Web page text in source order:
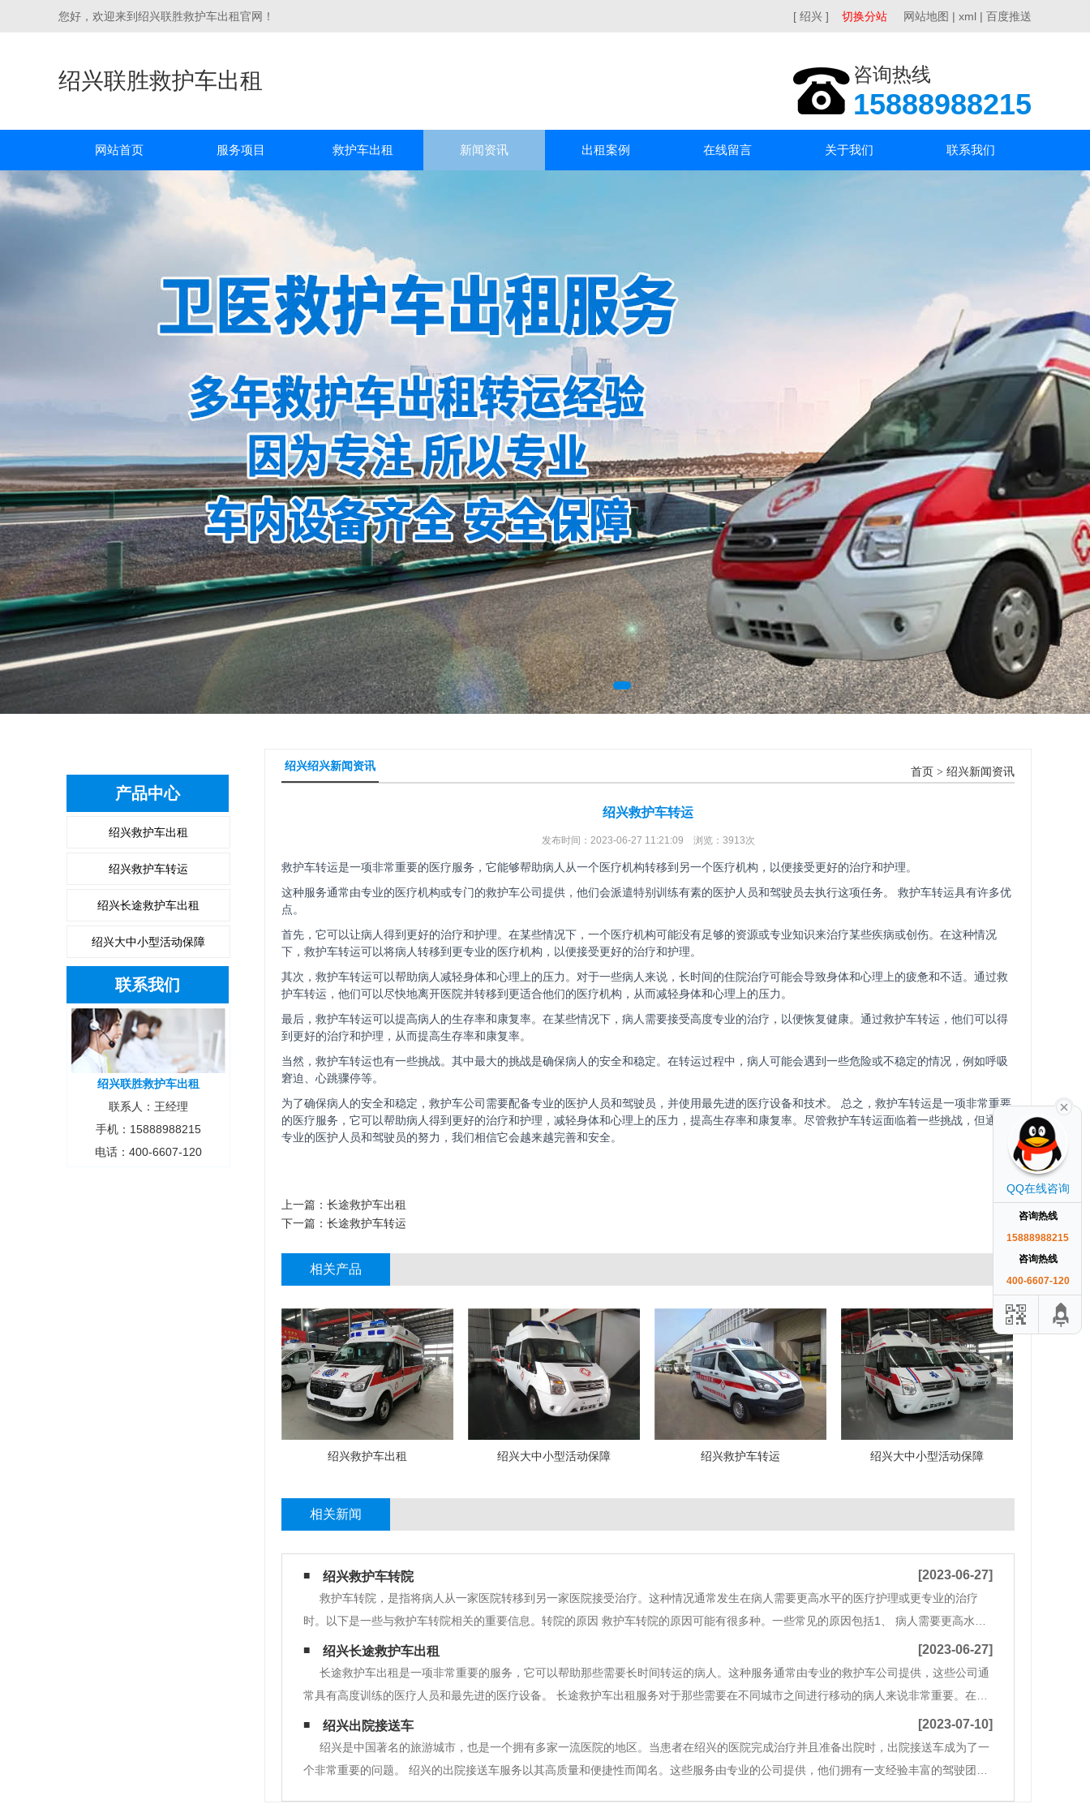
您好，欢迎来到绍兴联胜救护车出租官网！ [ 绍兴 ] 切换分站 网站地图 | xml | 百度推送
绍兴联胜救护车出租 咨询热线
15888988215
网站首页 服务项目 救护车出租 新闻资讯 出租案例 在线留言 关于我们 联系我们
产品中心
绍兴救护车出租
绍兴救护车转运
绍兴长途救护车出租
绍兴大中小型活动保障
联系我们
绍兴联胜救护车出租
联系人：王经理
手机：15888988215
电话：400-6607-120
绍兴绍兴新闻资讯 首页 > 绍兴新闻资讯
绍兴救护车转运
发布时间：2023-06-27 11:21:09 浏览：3913次
救护车转运是一项非常重要的医疗服务，它能够帮助病人从一个医疗机构转移到另一个医疗机构，以便接受更好的治疗和护理。
这种服务通常由专业的医疗机构或专门的救护车公司提供，他们会派遣特别训练有素的医护人员和驾驶员去执行这项任务。 救护车转运具有许多优
点。
首先，它可以让病人得到更好的治疗和护理。在某些情况下，一个医疗机构可能没有足够的资源或专业知识来治疗某些疾病或创伤。在这种情况
下，救护车转运可以将病人转移到更专业的医疗机构，以便接受更好的治疗和护理。
其次，救护车转运可以帮助病人减轻身体和心理上的压力。对于一些病人来说，长时间的住院治疗可能会导致身体和心理上的疲惫和不适。通过救
护车转运，他们可以尽快地离开医院并转移到更适合他们的医疗机构，从而减轻身体和心理上的压力。
最后，救护车转运可以提高病人的生存率和康复率。在某些情况下，病人需要接受高度专业的治疗，以便恢复健康。通过救护车转运，他们可以得
到更好的治疗和护理，从而提高生存率和康复率。
当然，救护车转运也有一些挑战。其中最大的挑战是确保病人的安全和稳定。在转运过程中，病人可能会遇到一些危险或不稳定的情况，例如呼吸
窘迫、心跳骤停等。
为了确保病人的安全和稳定，救护车公司需要配备专业的医护人员和驾驶员，并使用最先进的医疗设备和技术。 总之，救护车转运是一项非常重要
的医疗服务，它可以帮助病人得到更好的治疗和护理，减轻身体和心理上的压力，提高生存率和康复率。尽管救护车转运面临着一些挑战，但通过
专业的医护人员和驾驶员的努力，我们相信它会越来越完善和安全。
上一篇： 长途救护车出租
下一篇： 长途救护车转运
相关产品
绍兴救护车出租 绍兴大中小型活动保障 绍兴救护车转运 绍兴大中小型活动保障
相关新闻
绍兴救护车转院 [2023-06-27]
救护车转院，是指将病人从一家医院转移到另一家医院接受治疗。这种情况通常发生在病人需要更高水平的医疗护理或更专业的治疗
时。以下是一些与救护车转院相关的重要信息。转院的原因 救护车转院的原因可能有很多种。一些常见的原因包括1、 病人需要更高水平
的医疗护理，例如重症监护、心脏手术或神经外科手术等。2、 病人需要更专业的治疗，例如肿瘤治疗、器官移植或重度烧伤治疗等。
3、 病人
绍兴长途救护车出租 [2023-06-27]
长途救护车出租是一项非常重要的服务，它可以帮助那些需要长时间转运的病人。这种服务通常由专业的救护车公司提供，这些公司通
常具有高度训练的医疗人员和最先进的医疗设备。 长途救护车出租服务对于那些需要在不同城市之间进行移动的病人来说非常重要。在这
种情况下，病人可能需要在不同的医疗机构之间进行移动，以便获得最好的治疗。这种服务可以帮助病人顺利地完成这些转运过程，并确
保他们得到最好的医疗护理。 长途救护车出
绍兴出院接送车 [2023-07-10]
绍兴是中国著名的旅游城市，也是一个拥有多家一流医院的地区。当患者在绍兴的医院完成治疗并且准备出院时，出院接送车成为了一
个非常重要的问题。 绍兴的出院接送车服务以其高质量和便捷性而闻名。这些服务由专业的公司提供，他们拥有一支经验丰富的驾驶团队
QQ在线咨询
咨询热线
15888988215
咨询热线
400-6607-120